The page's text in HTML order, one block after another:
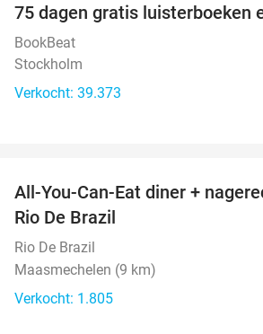
75 dagen gratis luisterboeken
BookBeat
Stockholm
Verkocht: 39.373
All-You-Can-Eat diner +
Rio De Brazil
Rio De Brazil
Maasmechelen (9 km)
Verkocht: 1.805